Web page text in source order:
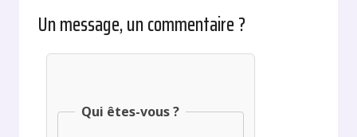
Un message, un commentaire ?
Qui êtes-vous ?